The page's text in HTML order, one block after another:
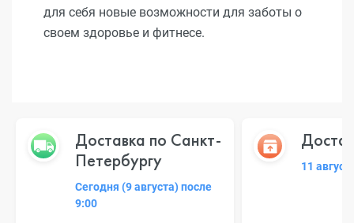
для себя новые возможности для заботы о
своем здоровье и фитнесе.
Доставка по Санкт-
Петербургу
Сегодня (9 августа) после
9:00
11